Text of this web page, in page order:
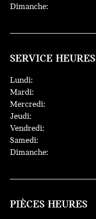
Dimanche:
SERVICE HEURES
Lundi:
Mardi:
Mercredi:
Jeudi:
Vendredi:
Samedi:
Dimanche:
PIÈCES HEURES